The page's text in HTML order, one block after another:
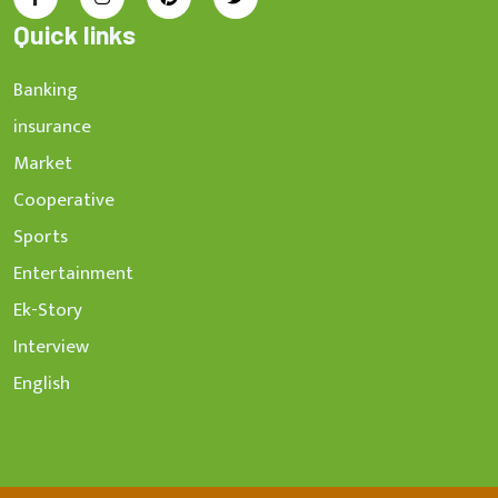
Quick links
Banking
insurance
Market
Cooperative
Sports
Entertainment
Ek-Story
Interview
English